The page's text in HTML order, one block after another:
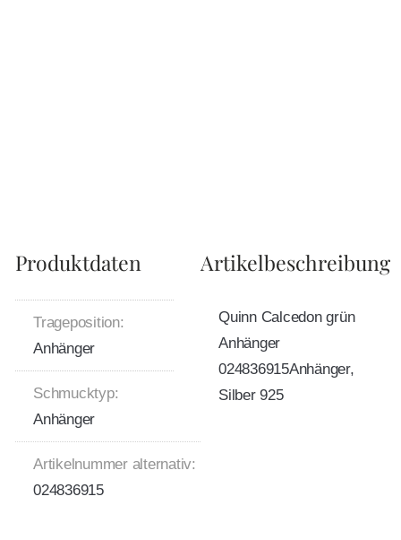
Produktdaten
Trageposition:
Anhänger
Schmucktyp:
Anhänger
Artikelnummer alternativ:
024836915
Artikelbeschreibung
Quinn Calcedon grün
Anhänger
024836915Anhänger,
Silber 925